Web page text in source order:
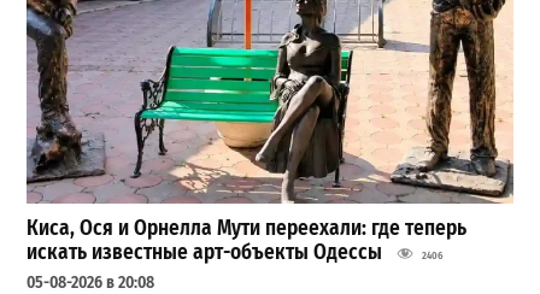
Киса, Ося и Орнелла Мути переехали: где теперь
искать известные арт-объекты Одессы
2406
05-08-2026 в 20:08